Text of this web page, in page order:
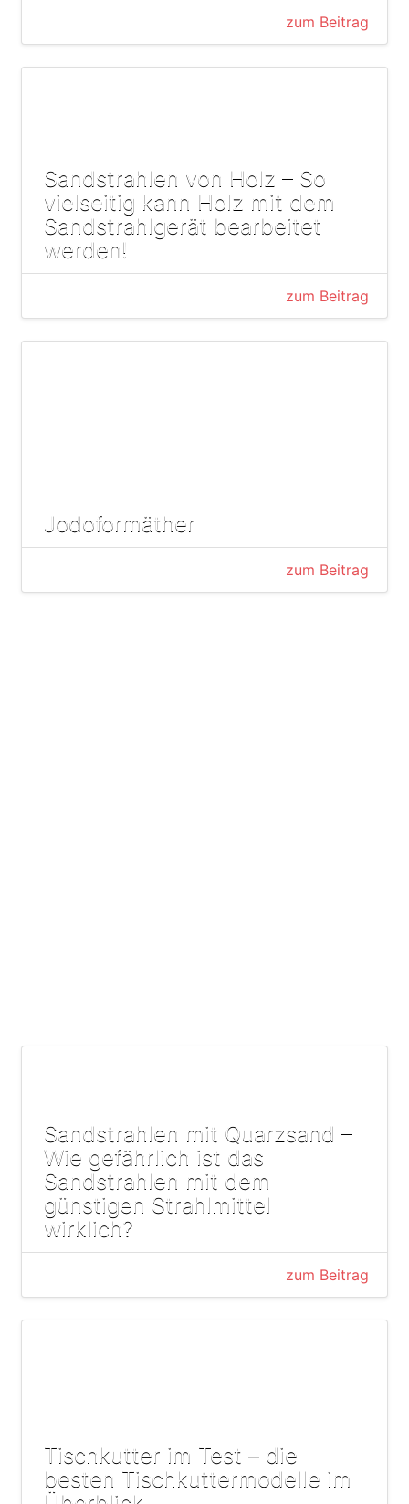
zum Beitrag
Sandstrahlen von Holz – So
vielseitig kann Holz mit dem
Sandstrahlgerät bearbeitet
werden!
zum Beitrag
Jodoformäther
zum Beitrag
Sandstrahlen mit Quarzsand –
Wie gefährlich ist das
Sandstrahlen mit dem
günstigen Strahlmittel
wirklich?
zum Beitrag
Tischkutter im Test – die
besten Tischkuttermodelle im